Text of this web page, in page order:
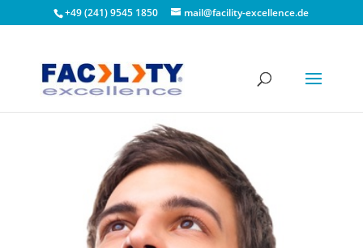
+49 (241) 9545 1850 mail@facility-excellence.de